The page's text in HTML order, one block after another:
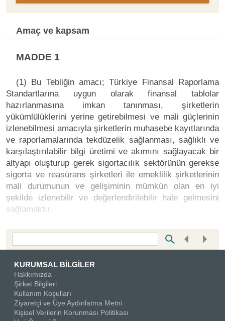
Amaç ve kapsam
MADDE 1
(1) Bu Tebliğin amacı; Türkiye Finansal Raporlama
Standartlarına uygun olarak finansal tablolar
hazırlanmasına imkan tanınması, şirketlerin
yükümlülüklerini yerine getirebilmesi ve mali güçlerinin
izlenebilmesi amacıyla şirketlerin muhasebe kayıtlarında
ve raporlamalarında tekdüzelik sağlanması, sağlıklı ve
karşılaştırılabilir bilgi üretimi ve akımını sağlayacak bir
altyapı oluşturup gerek sigortacılık sektörünün gerekse
sigorta ve reasürans şirketleri ile emeklilik şirketlerinin
mali durumunun ve gelişiminin mümkün olan en iyi
şekilde izlenebilir ve değerlendirilebilir hale gelmesini
sağlamaktır.
KURUMSAL BİLGİLER
Hakkımızda
Şirket Bilgileri
Kullanım Koşulları
Ziyaretçi ve Üye Aydınlatma Metni
Kişisel Verilerin Korunması Politikası